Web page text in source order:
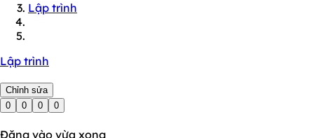
Lập trình
Lập trình
Chỉnh sửa
0
0 0 0
Đăng vào vừa xong